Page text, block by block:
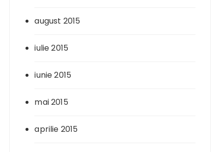
august 2015
iulie 2015
iunie 2015
mai 2015
aprilie 2015